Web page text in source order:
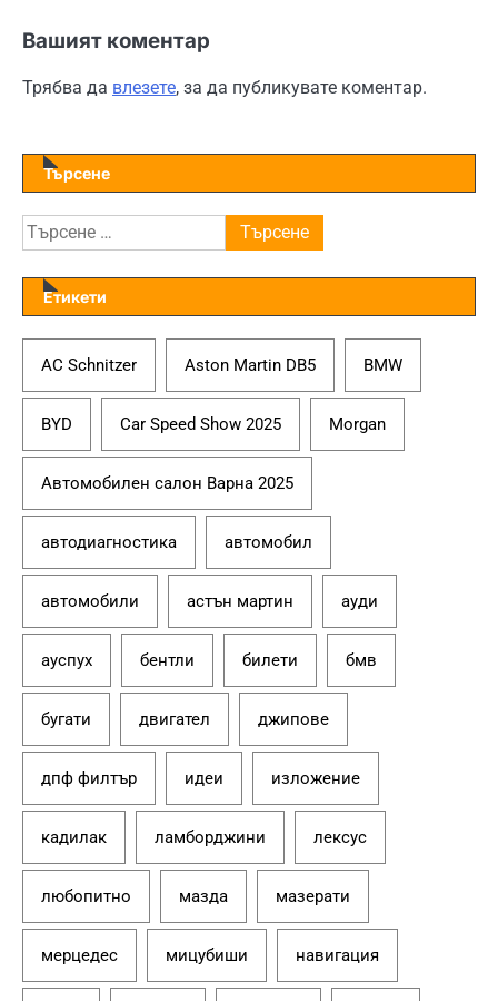
Вашият коментар
Трябва да влезете, за да публикувате коментар.
Търсене
Търсене
за:
Етикети
AC Schnitzer Aston Martin DB5 BMW
BYD Car Speed Show 2025 Morgan
Автомобилен салон Варна 2025
автодиагностика автомобил
автомобили астън мартин ауди
ауспух бентли билети бмв
бугати двигател джипове
дпф филтър идеи изложение
кадилак ламборджини лексус
любопитно мазда мазерати
мерцедес мицубиши навигация